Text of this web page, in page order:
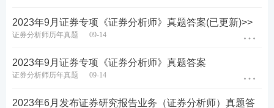
进步相约拿证！
券行业薪资查询 】
考试推荐：【干货笔记】【 考点速记】【教材讲义/题
2023年9月证券专项《证券分析师》真题答案(已更新)>>
证券分析师历年真题 09-14
2023年9月证券专项《证券分析师》真题答案
证券分析师历年真题 09-14
2023年6月发布证券研究报告业务（证券分析师）真题答